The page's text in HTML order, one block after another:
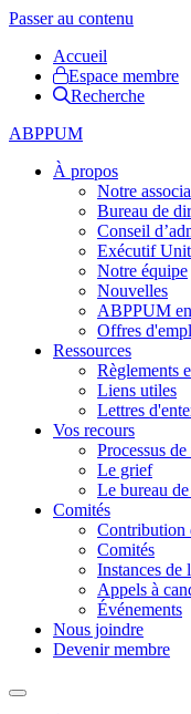
Passer au contenu
Accueil
Espace membre
Recherche
ABPPUM
À propos
Notre
Bureau de
Conseil
Exécutif
Notre équipe
Nouvelles
ABPPUM
Offres
Ressources
Règlements
Liens utiles
Lettres
Vos recours
Processus
Le grief
Le bureau
Comités
Contribution
Comités
Instances de
Appels à
Événements
Nous joindre
Devenir membre